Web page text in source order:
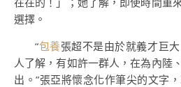
選擇。
“包養張超不是由於就義才巨
人了解，有如許一群人，在為內陸
出。”張亞將懷念化作筆尖的文字